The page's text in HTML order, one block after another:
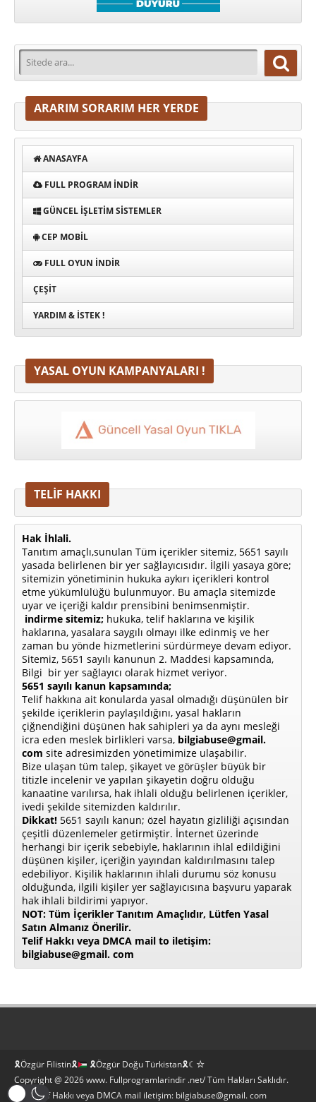
ARARIM SORARIM HER YERDE
ANASAYFA
FULL PROGRAM INDIR
GÜNCEL İŞLETIM SISTEMLER
CEP MOBIL
FULL OYUN İNDIR
ÇEŞIT
YARDIM & İSTEK !
YASAL OYUN KAMPANYALARI !
TELİF HAKKI
Hak İhlali.
Tanıtım amaçlı,sunulan Tüm içerikler sitemiz, 5651 sayılı
yasada belirlenen bir yer sağlayıcısıdır. İlgili yasaya göre;
sitemizin yönetiminin hukuka aykırı içerikleri kontrol
etme yükümlülüğü bulunmuyor. Bu amaçla sitemizde
uyar ve içeriği kaldır prensibini benimsenmiştir.
indirme sitemiz; hukuka, telif haklarına ve kişilik
haklarına, yasalara saygılı olmayı ilke edinmiş ve her
zaman bu yönde hizmetlerini sürdürmeye devam ediyor.
Sitemiz, 5651 sayılı kanunun 2. Maddesi kapsamında,
Bilgi bir yer sağlayıcı olarak hizmet veriyor.
5651 sayılı kanun kapsamında;
Telif hakkına ait konularda yasal olmadığı düşünülen bir
şekilde içeriklerin paylaşıldığını, yasal hakların
çiğnendiğini düşünen hak sahipleri ya da aynı mesleği
icra eden meslek birlikleri varsa, bilgiabuse@gmail.
com site adresimizden yönetimimize ulaşabilir.
Bize ulaşan tüm talep, şikayet ve görüşler büyük bir
titizle incelenir ve yapılan şikayetin doğru olduğu
kanaatine varılırsa, hak ihlali olduğu belirlenen içerikler,
ivedi şekilde sitemizden kaldırılır.
Dikkat! 5651 sayılı kanun; özel hayatın gizliliği açısından
çeşitli düzenlemeler getirmiştir. İnternet üzerinde
herhangi bir içerik sebebiyle, haklarının ihlal edildiğini
düşünen kişiler, içeriğin yayından kaldırılmasını talep
edebiliyor. Kişilik haklarının ihlali durumu söz konusu
olduğunda, ilgili kişiler yer sağlayıcısına başvuru yaparak
hak ihlali bildirimi yapıyor.
NOT: Tüm İçerikler Tanıtım Amaçlıdır, Lütfen Yasal
Satın Almanız Önerilir.
Telif Hakkı veya DMCA mail to iletişim:
bilgiabuse@gmail. com
🎗Özgür Filistin🎗
🎗Özgür Doğu Türkistan🎗☾☆
Copyright @ 2026 www. Fullprogramlarindir .net/ Tüm Hakları Saklıdır.
Bilgi Telif Hakkı veya DMCA mail iletişim: bilgiabuse@gmail. com